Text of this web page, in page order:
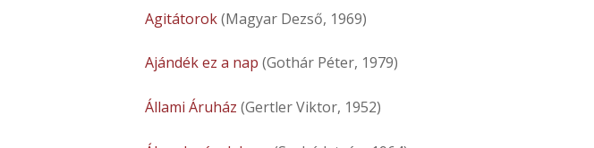
Agitátorok(Magyar Dezső, 1969)
Ajándék ez a nap (Gothár Péter, 1979)
Állami Áruház (Gertler Viktor, 1952)